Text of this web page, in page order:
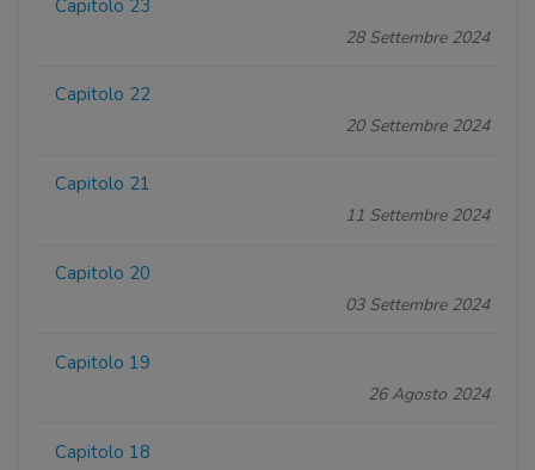
Capitolo 23
28 Settembre 2024
Capitolo 22
20 Settembre 2024
Capitolo 21
11 Settembre 2024
Capitolo 20
03 Settembre 2024
Capitolo 19
26 Agosto 2024
Capitolo 18